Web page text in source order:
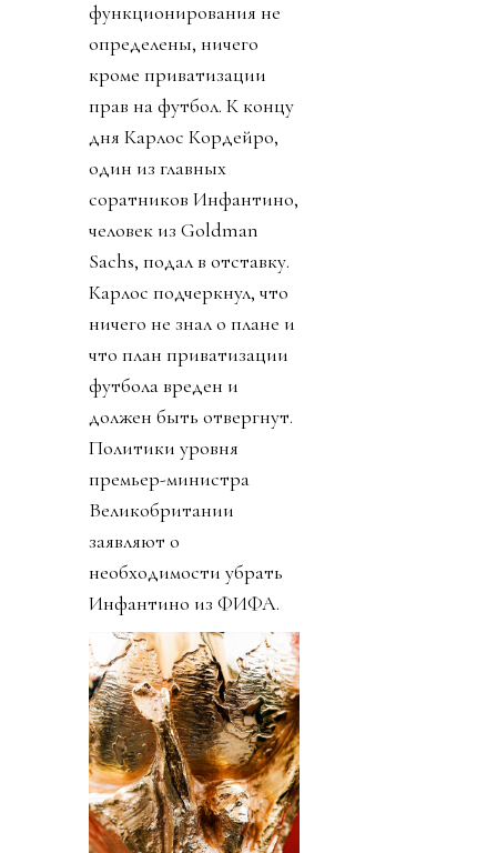
функционирования не
определены, ничего
кроме приватизации
прав на футбол. К концу
дня Карлос Кордейро,
один из главных
соратников Инфантино,
человек из Goldman
Sachs, подал в отставку.
Карлос подчеркнул, что
ничего не знал о плане и
что план приватизации
футбола вреден и
должен быть отвергнут.
Политики уровня
премьер-министра
Великобритании
заявляют о
необходимости убрать
Инфантино из ФИФА.